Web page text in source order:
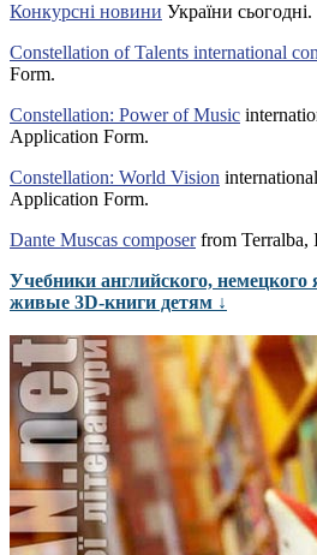
Конкурсні новини України сьогодні.
Constellation of Talents international
Form.
Constellation: Power of Music
Application Form.
Constellation: World Vision
Application Form.
Dante Muscas composerfrom Terralba,
Учебники английского, немецкого
живые 3D-книги детям ↓